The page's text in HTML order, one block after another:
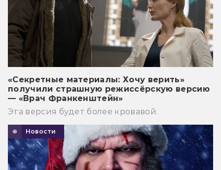
«Секретные материалы: Хочу верить»
получили страшную режиссёрскую версию
— «Врач Франкенштейн»
Эта версия будет более кровавой.
Новости